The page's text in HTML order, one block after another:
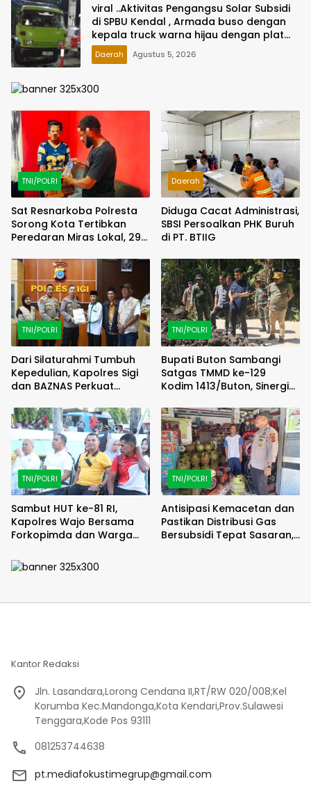
viral ..Aktivitas Pengangsu Solar Subsidi
di SPBU Kendal , Armada buso dengan
kepala truck warna hijau dengan plat
bergonta ganti Jadi Sorotan
Daerah Agustus 5, 2026
TNI/POLRI
Sat Resnarkoba Polresta
Sorong Kota Tertibkan
Peredaran Miras Lokal, 29
Daerah
Diduga Cacat Administrasi,
SBSI Persoalkan PHK Buruh
di PT. BTIIG
TNI/POLRI
Dari Silaturahmi Tumbuh
Kepedulian, Kapolres Sigi
dan BAZNAS Perkuat
TNI/POLRI
Bupati Buton Sambangi
Satgas TMMD ke-129
Kodim 1413/Buton, Sinergi
Menguat
TNI/POLRI
Sambut HUT ke-81 RI,
Kapolres Wajo Bersama
Forkopimda dan Warga
Karung
TNI/POLRI
Antisipasi Kemacetan dan
Pastikan Distribusi Gas
Bersubsidi Tepat Sasaran,
Kantor Redaksi
Jln. Lasandara,Lorong Cendana II,RT/RW 020/008;Kel
Korumba Kec.Mandonga,Kota Kendari,Prov.Sulawesi
Tenggara,Kode Pos 93111
081253744638
pt.mediafokustimegrup@gmail.com